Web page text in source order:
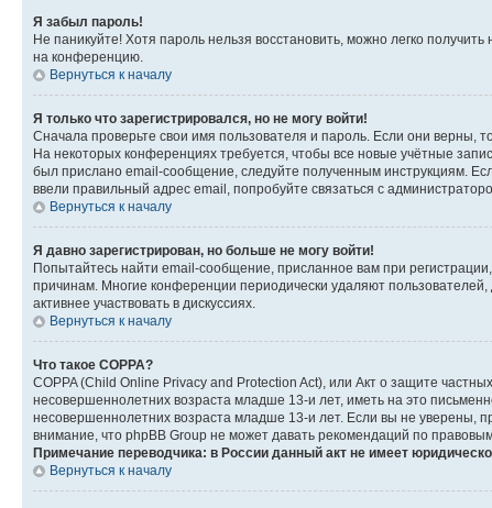
Я забыл пароль!
Не паникуйте! Хотя пароль нельзя восстановить, можно легко
на конференцию.
Вернуться к началу
Я только что зарегистрировался, но не могу войти!
Сначала проверьте свои имя пользователя и пароль. Если они верны,
На некоторых конференциях требуется, чтобы все новые учётные
был прислано email-сообщение, следуйте полученным инструкциям.
ввели правильный адрес email, попробуйте связаться с
Вернуться к началу
Я давно зарегистрирован, но больше не могу войти!
Попытайтесь найти email-сообщение, присланное вам при
причинам. Многие конференции периодически удаляют
активнее участвовать в дискуссиях.
Вернуться к началу
Что такое COPPA?
COPPA (Child Online Privacy and Protection Act), или Акт о защите
несовершеннолетних возраста младше 13-и лет, иметь на это
несовершеннолетних возраста младше 13-и лет. Если вы не уверены,
внимание, что phpBB Group не может давать рекомендаций по
Примечание переводчика: в России данный акт не имеет
Вернуться к началу